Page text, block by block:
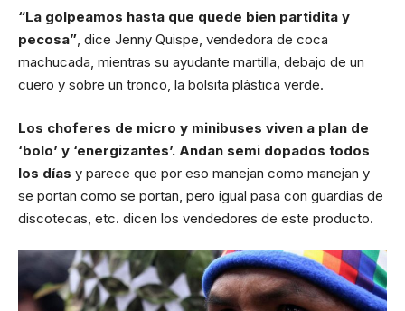
“La golpeamos hasta que quede bien partidita y
pecosa”, dice Jenny Quispe, vendedora de coca
machucada, mientras su ayudante martilla, debajo de un
cuero y sobre un tronco, la bolsita plástica verde.
Los choferes de micro y minibuses viven a plan de
‘bolo’ y ‘energizantes’. Andan semi dopados todos
los días y parece que por eso manejan como manejan y
se portan como se portan, pero igual pasa con guardias de
discotecas, etc. dicen los vendedores de este producto.